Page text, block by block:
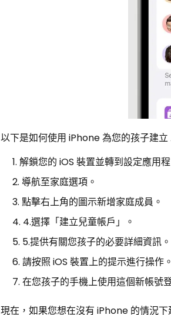
以下是如何使用 iPhone 為您的孩子建
解鎖您的 iOS 裝置並轉到設定應用
導航至家庭選項。
點擊右上角的圖示新增家庭成員。
4.選擇「建立兒童帳戶」。
5.提供有關您孩子的必要詳細資訊。
請按照 iOS 裝置上的提示進行操作
在您孩子的手機上使用這個新帳號
現在，如果您想在沒有 iPhone 的情況